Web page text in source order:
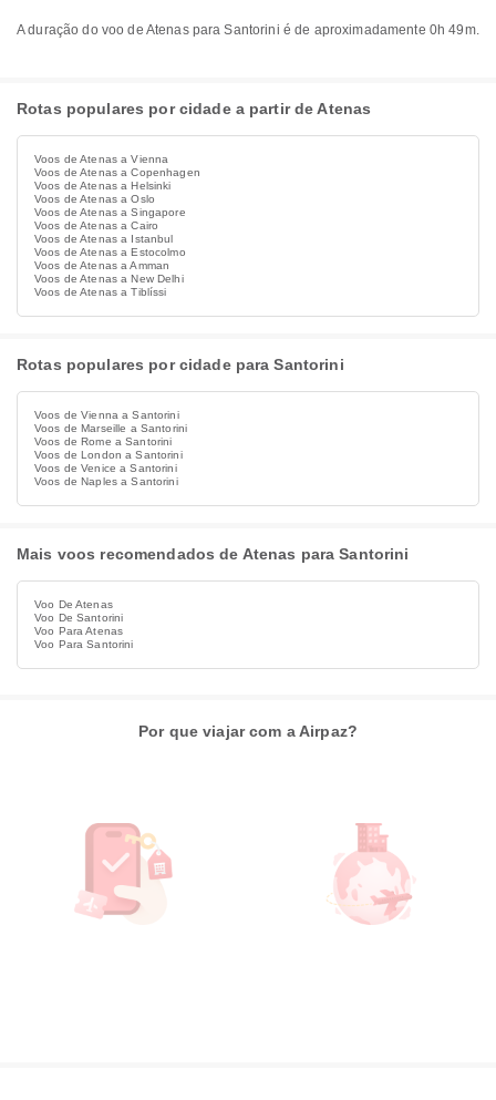
A duração do voo de Atenas para Santorini é de aproximadamente 0h 49m.
Rotas populares por cidade a partir de Atenas
Voos de Atenas a Vienna
Voos de Atenas a Copenhagen
Voos de Atenas a Helsinki
Voos de Atenas a Oslo
Voos de Atenas a Singapore
Voos de Atenas a Cairo
Voos de Atenas a Istanbul
Voos de Atenas a Estocolmo
Voos de Atenas a Amman
Voos de Atenas a New Delhi
Voos de Atenas a Tiblíssi
Rotas populares por cidade para Santorini
Voos de Vienna a Santorini
Voos de Marseille a Santorini
Voos de Rome a Santorini
Voos de London a Santorini
Voos de Venice a Santorini
Voos de Naples a Santorini
Mais voos recomendados de Atenas para Santorini
Voo De Atenas
Voo De Santorini
Voo Para Atenas
Voo Para Santorini
Por que viajar com a Airpaz?